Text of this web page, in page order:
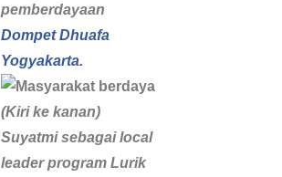
pemberdayaan
Dompet Dhuafa
Yogyakarta.
(Kiri ke kanan)
Suyatmi sebagai local
leader program Lurik